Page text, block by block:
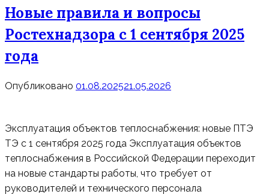
Новые правила и вопросы
Ростехнадзора с 1 сентября 2025
года
Опубликовано 01.08.202521.05.2026
Эксплуатация объектов теплоснабжения: новые ПТЭ
ТЭ с 1 сентября 2025 года Эксплуатация объектов
теплоснабжения в Российской Федерации переходит
на новые стандарты работы, что требует от
руководителей и технического персонала